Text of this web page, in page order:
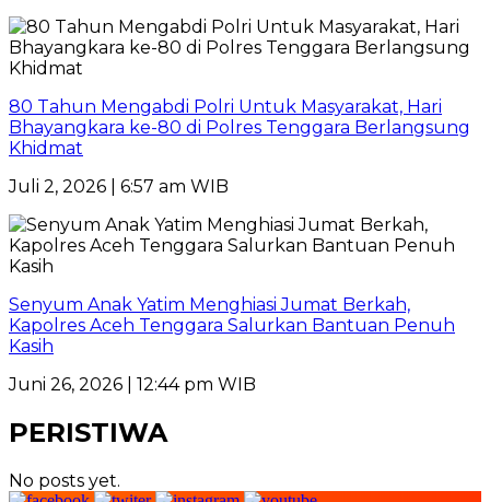
80 Tahun Mengabdi Polri Untuk Masyarakat, Hari
Bhayangkara ke-80 di Polres Tenggara Berlangsung
Khidmat
Juli 2, 2026 | 6:57 am WIB
Senyum Anak Yatim Menghiasi Jumat Berkah,
Kapolres Aceh Tenggara Salurkan Bantuan Penuh
Kasih
Juni 26, 2026 | 12:44 pm WIB
PERISTIWA
No posts yet.